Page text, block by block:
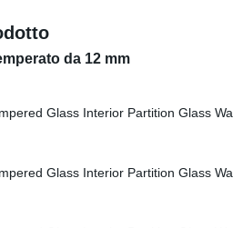
da 12 mm